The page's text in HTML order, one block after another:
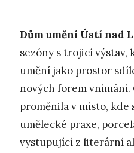
Dům umění Ústí nad
sezóny s trojicí výstav,
umění jako prostor
nových forem vnímání.
proměnila v místo,
umělecké praxe,
vystupující z literární